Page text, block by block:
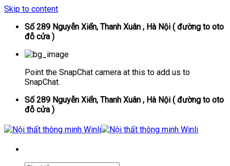
Skip to content
Số 289 Nguyễn Xiển, Thanh Xuân , Hà Nội ( đường to oto
đỗ cửa )
Point the SnapChat camera at this to add us to
SnapChat.
Số 289 Nguyễn Xiển, Thanh Xuân , Hà Nội ( đường to oto
đỗ cửa )